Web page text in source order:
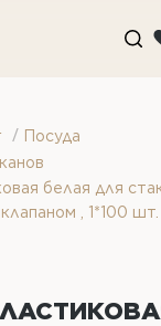
/ Посуда
белая для
, 1*100 шт.